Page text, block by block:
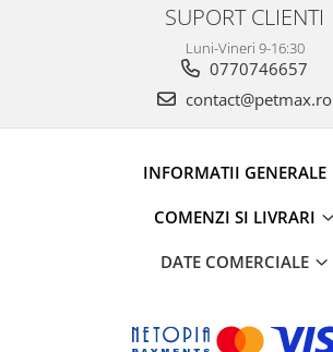
SUPORT CLIENTI
Luni-Vineri 9-16:30
0770746657
contact@petmax.ro
INFORMATII GENERALE
COMENZI SI LIVRARI
DATE COMERCIALE